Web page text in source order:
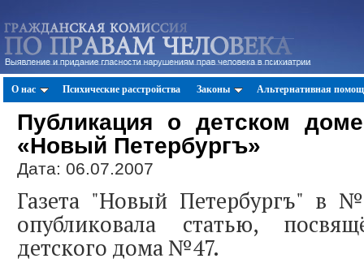
О нас Психические расстройства Законы Альтернативная
Публикация о детском
«Новый Петербургъ»
Дата: 06.07.2007
Газета "Новый Петербургъ" в
опубликовала статью,
детского дома №47.